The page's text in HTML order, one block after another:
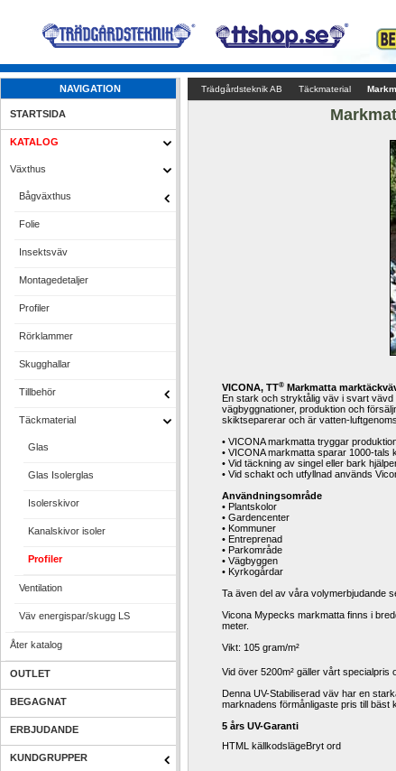
NAVIGATION
STARTSIDA
KATALOG
Växthus
Bågväxthus
Folie
Insektsväv
Montagedetaljer
Profiler
Rörklammer
Skugghallar
Tillbehör
Täckmaterial
Glas
Glas Isolerglas
Isolerskivor
Kanalskivor isoler
Profiler
Ventilation
Väv energispar/skugg LS
Åter katalog
OUTLET
BEGAGNAT
ERBJUDANDE
KUNDGRUPPER
Trädgårdsteknik AB Täckmaterial
VICONA, TT® Markmatta
En stark och stryktålig väv i svart vävd
vägbyggnationer, produktion och
skiktseparerar och är vatten-
• VICONA markmatta tryggar
• VICONA markmatta sparar 1000-tals
• Vid täckning av singel eller bark
• Vid schakt och utfyllnad används
Användningsområde
• Plantskolor
• Gardencenter
• Kommuner
• Entreprenad
• Parkområde
• Vägbyggen
• Kyrkogårdar
Ta även del av våra volymerbjudande
Vicona Mypecks markmatta finns i
meter.
Vikt: 105 gram/m²
Vid över 5200m² gäller vårt specialpris
Denna UV-Stabiliserad väv har en
marknadens förmånligaste pris till bäst
5 års UV-Garanti
HTML källkodslägeBryt ord